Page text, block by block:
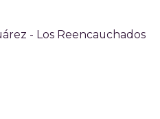
- Los Reencauchados